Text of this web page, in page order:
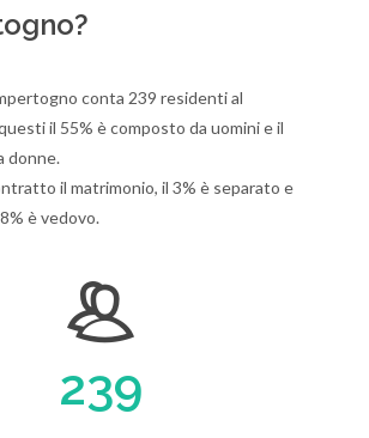
conta 239 residenti al
il 55% è composto da uomini e il
donne.
il matrimonio, il 3% è separato e
è vedovo.
239